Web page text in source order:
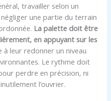
travailler selon un
une partie du terrain
La palette doit être
en appuyant sur les
à leur redonner un niveau
Le rythme doit
perdre en précision, ni
l’ouvrier.